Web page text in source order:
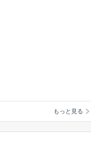
もっと見る